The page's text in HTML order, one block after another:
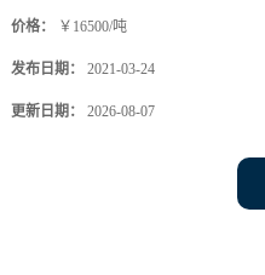
价格： ￥16500/吨
发布日期： 2021-03-24
更新日期： 2026-08-07